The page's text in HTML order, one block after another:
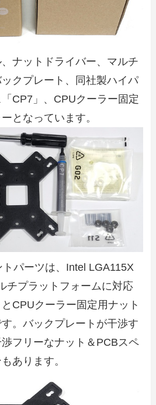
ナットドライバー、マルチ
クプレート、同社製ハイパ
CP7」、CPUクーラー固定
となっています。
パーツは、Intel LGA115X
チプラットフォームに対応
CPUクーラー固定用ナット
。バックプレートが干渉す
フリーなナット＆PCBスペ
あります。